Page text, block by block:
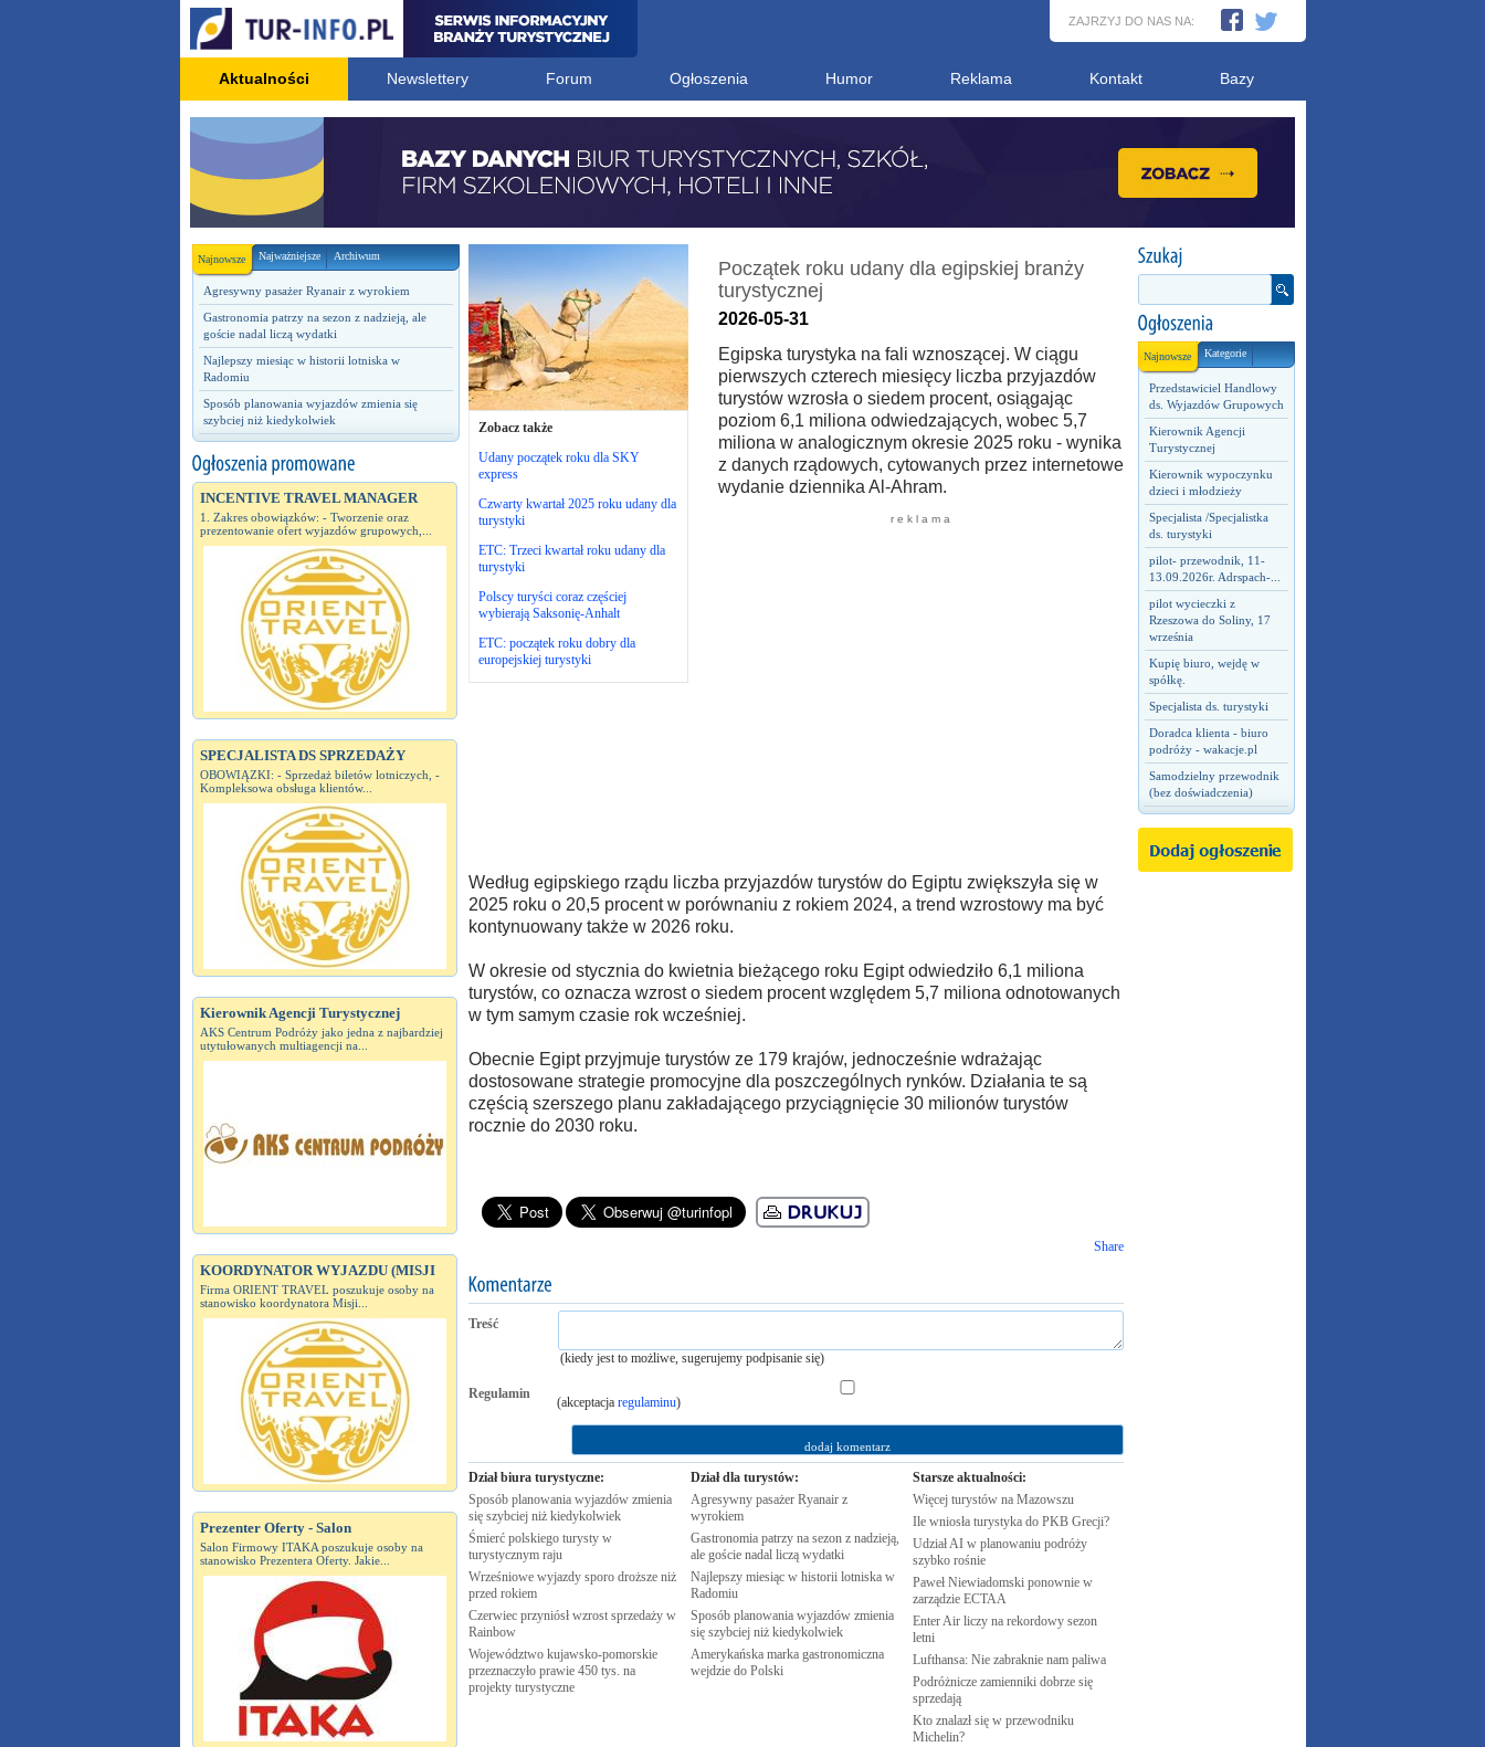
ZAJRZYJ DO NAS NA:
Aktualności Newslettery Forum Ogłoszenia Humor Reklama Kontakt Bazy
Najnowsze Najważniejsze Archiwum
Agresywny pasażer Ryanair z wyrokiem
Gastronomia patrzy na sezon z nadzieją, ale
goście nadal liczą wydatki
Najlepszy miesiąc w historii lotniska w
Radomiu
Sposób planowania wyjazdów zmienia się
szybciej niż kiedykolwiek
INCENTIVE TRAVEL MANAGER
1. Zakres obowiązków: - Tworzenie oraz
prezentowanie ofert wyjazdów grupowych,...
SPECJALISTA DS SPRZEDAŻY
OBOWIĄZKI: - Sprzedaż biletów lotniczych, -
Kompleksowa obsługa klientów...
Kierownik Agencji Turystycznej
AKS Centrum Podróży jako jedna z najbardziej
utytułowanych multiagencji na...
KOORDYNATOR WYJAZDU (MISJI
Firma ORIENT TRAVEL poszukuje osoby na
stanowisko koordynatora Misji...
Prezenter Oferty - Salon
Salon Firmowy ITAKA poszukuje osoby na
stanowisko Prezentera Oferty. Jakie...
Najnowsze Kategorie
Przedstawiciel Handlowy
ds. Wyjazdów Grupowych
Kierownik Agencji
Turystycznej
Kierownik wypoczynku
dzieci i młodzieży
Specjalista /Specjalistka
ds. turystyki
pilot- przewodnik, 11-
13.09.2026r. Adrspach-...
pilot wycieczki z
Rzeszowa do Soliny, 17
września
Kupię biuro, wejdę w
spółkę.
Specjalista ds. turystyki
Doradca klienta - biuro
podróży - wakacje.pl
Samodzielny przewodnik
(bez doświadczenia)
Zobacz także
Udany początek roku dla SKY
express
Czwarty kwartał 2025 roku udany dla
turystyki
ETC: Trzeci kwartał roku udany dla
turystyki
Polscy turyści coraz częściej
wybierają Saksonię-Anhalt
ETC: początek roku dobry dla
europejskiej turystyki
Początek roku udany dla egipskiej branży
turystycznej
2026-05-31
Egipska turystyka na fali wznoszącej. W ciągu
pierwszych czterech miesięcy liczba przyjazdów
turystów wzrosła o siedem procent, osiągając
poziom 6,1 miliona odwiedzających, wobec 5,7
miliona w analogicznym okresie 2025 roku - wynika
z danych rządowych, cytowanych przez internetowe
wydanie dziennika Al-Ahram.
r e k l a m a
Według egipskiego rządu liczba przyjazdów turystów do Egiptu zwiększyła się w
2025 roku o 20,5 procent w porównaniu z rokiem 2024, a trend wzrostowy ma być
kontynuowany także w 2026 roku.
W okresie od stycznia do kwietnia bieżącego roku Egipt odwiedziło 6,1 miliona
turystów, co oznacza wzrost o siedem procent względem 5,7 miliona odnotowanych
w tym samym czasie rok wcześniej.
Obecnie Egipt przyjmuje turystów ze 179 krajów, jednocześnie wdrażając
dostosowane strategie promocyjne dla poszczególnych rynków. Działania te są
częścią szerszego planu zakładającego przyciągnięcie 30 milionów turystów
rocznie do 2030 roku.
Share
Treść
(kiedy jest to możliwe, sugerujemy podpisanie się)
Regulamin
(akceptacja regulaminu)
Dział biura turystyczne:
Sposób planowania wyjazdów zmienia
się szybciej niż kiedykolwiek
Śmierć polskiego turysty w
turystycznym raju
Wrześniowe wyjazdy sporo droższe niż
przed rokiem
Czerwiec przyniósł wzrost sprzedaży w
Rainbow
Województwo kujawsko-pomorskie
przeznaczyło prawie 450 tys. na
projekty turystyczne
Dział dla turystów:
Agresywny pasażer Ryanair z
wyrokiem
Gastronomia patrzy na sezon z nadzieją,
ale goście nadal liczą wydatki
Najlepszy miesiąc w historii lotniska w
Radomiu
Sposób planowania wyjazdów zmienia
się szybciej niż kiedykolwiek
Amerykańska marka gastronomiczna
wejdzie do Polski
Starsze aktualności:
Więcej turystów na Mazowszu
Ile wniosła turystyka do PKB Grecji?
Udział AI w planowaniu podróży
szybko rośnie
Paweł Niewiadomski ponownie w
zarządzie ECTAA
Enter Air liczy na rekordowy sezon
letni
Lufthansa: Nie zabraknie nam paliwa
Podróżnicze zamienniki dobrze się
sprzedają
Kto znalazł się w przewodniku
Michelin?